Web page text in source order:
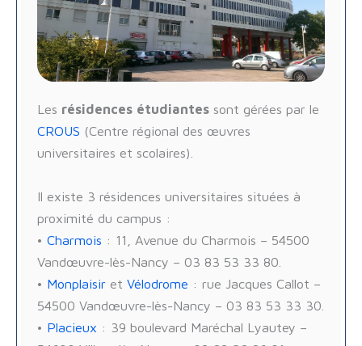
Les résidences étudiantes sont gérées par le
CROUS (Centre régional des œuvres
universitaires et scolaires).
Il existe 3 résidences universitaires situées à
proximité du campus :
• Charmois : 11, Avenue du Charmois – 54500
Vandœuvre-lès-Nancy – 03 83 53 33 80.
• Monplaisir et Vélodrome : rue Jacques Callot –
54500 Vandœuvre-lès-Nancy – 03 83 53 33 30.
• Placieux : 39 boulevard Maréchal Lyautey –